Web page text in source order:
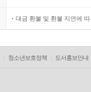
대금 환불 및 환불 지연에
청소년보호정책 도서홍보안내